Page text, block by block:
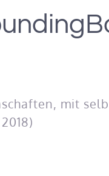
mit